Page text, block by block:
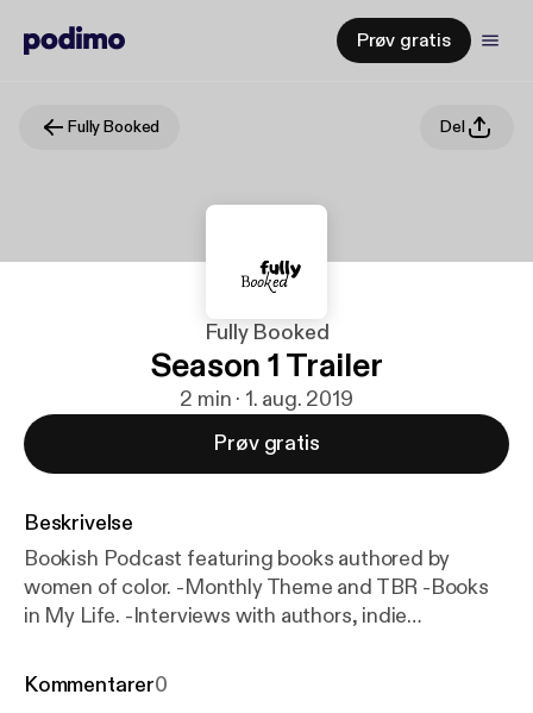
Prøv gratis
Fully Booked Del
Fully Booked
Season 1 Trailer
2 min · 1. aug. 2019
Prøv gratis
Beskrivelse
Bookish Podcast featuring books authored by
women of color. -Monthly Theme and TBR -Books
in My Life. -Interviews with authors, indie
Review ( S P O I L E R A L E R T )
Kommentarer0